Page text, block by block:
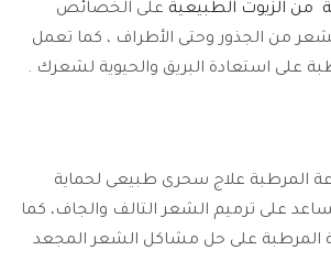
من الزيوت الطبيعية على الخصائص
من الجذور وحتى الأطراف ، كما تعمل
على استعادة البريق والحيوية لشعرك .
المرطبة علاج سحرى طبيعى لحماية
على ترميم الشعر التالف والجاف، كما
المرطبة على حل مشاكل الشعر المجعد